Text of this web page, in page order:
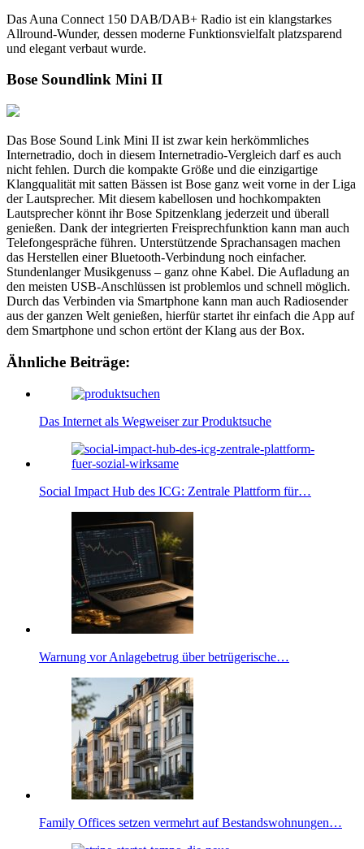
Das Auna Connect 150 DAB/DAB+ Radio ist ein klangstarkes
Allround-Wunder, dessen moderne Funktionsvielfalt platzsparend
und elegant verbaut wurde.
Bose Soundlink Mini II
Das Bose Sound Link Mini II ist zwar kein herkömmliches
Internetradio, doch in diesem Internetradio-Vergleich darf es auch
nicht fehlen. Durch die kompakte Größe und die einzigartige
Klangqualität mit satten Bässen ist Bose ganz weit vorne in der Liga
der Lautsprecher. Mit diesem kabellosen und hochkompakten
Lautsprecher könnt ihr Bose Spitzenklang jederzeit und überall
genießen. Dank der integrierten Freisprechfunktion kann man auch
Telefongespräche führen. Unterstützende Sprachansagen machen
das Herstellen einer Bluetooth-Verbindung noch einfacher.
Stundenlanger Musikgenuss – ganz ohne Kabel. Die Aufladung an
den meisten USB-Anschlüssen ist problemlos und schnell möglich.
Durch das Verbinden via Smartphone kann man auch Radiosender
aus der ganzen Welt genießen, hierfür startet ihr einfach die App auf
dem Smartphone und schon ertönt der Klang aus der Box.
Ähnliche Beiträge:
Das Internet als Wegweiser zur Produktsuche
Social Impact Hub des ICG: Zentrale Plattform für…
Warnung vor Anlagebetrug über betrügerische…
Family Offices setzen vermehrt auf Bestandswohnungen…